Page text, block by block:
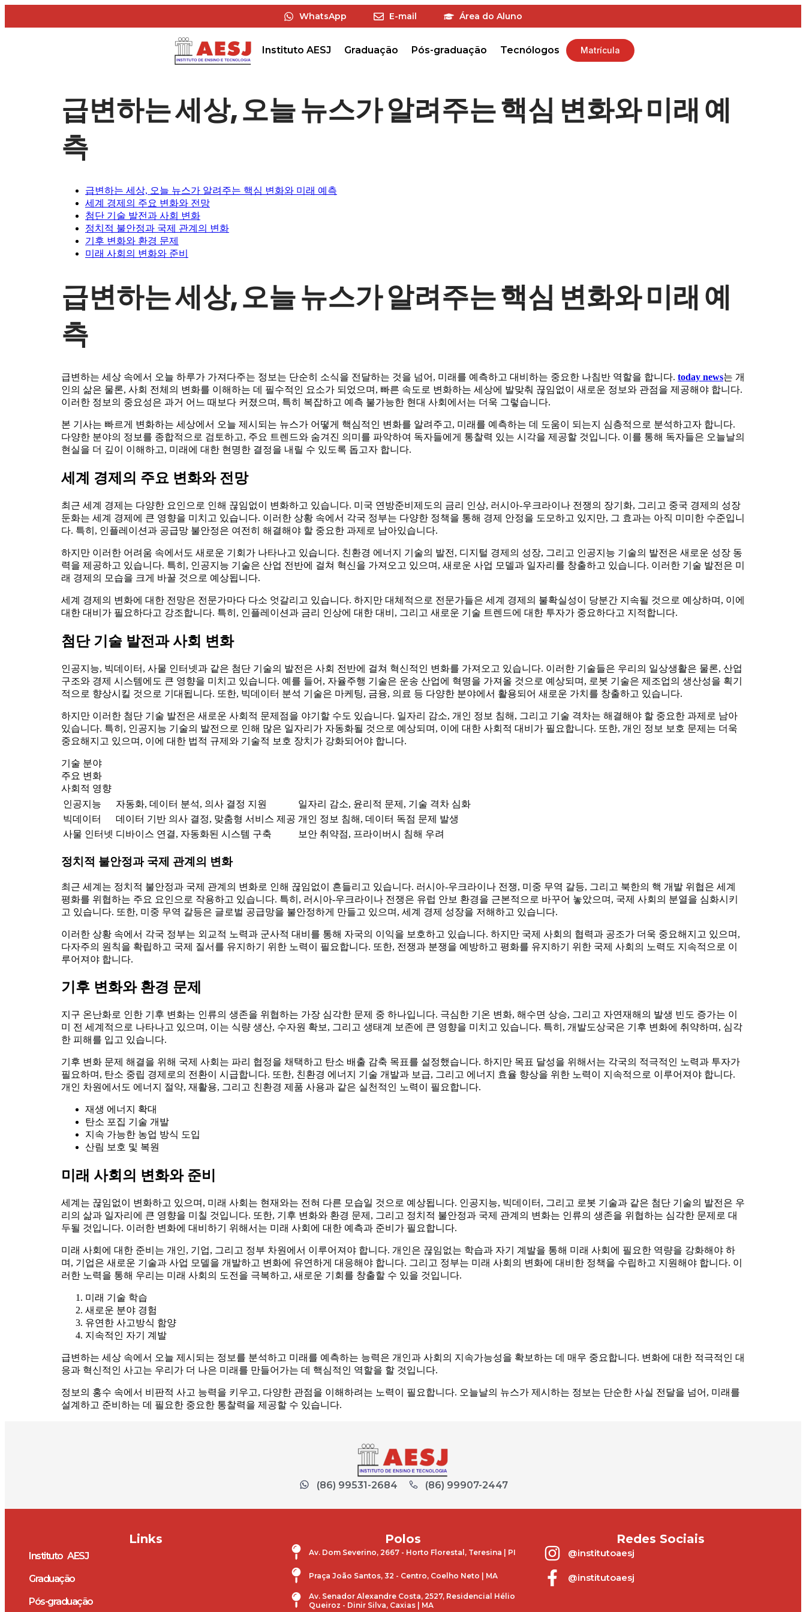
WhatsApp E-mail Área do Aluno
Instituto AESJ Graduação Pós-graduação Tecnólogos Matrícula
급변하는 세상, 오늘 뉴스가 알려주는 핵심 변화와 미래 예
측
급변하는 세상, 오늘 뉴스가 알려주는 핵심 변화와 미래 예측
세계 경제의 주요 변화와 전망
첨단 기술 발전과 사회 변화
정치적 불안정과 국제 관계의 변화
기후 변화와 환경 문제
미래 사회의 변화와 준비
급변하는 세상, 오늘 뉴스가 알려주는 핵심 변화와 미래 예
측
급변하는 세상 속에서 오늘 하루가 가져다주는 정보는 단순히 소식을 전달하는 것을 넘어, 미래를 예측하고 대비하는 중요한 나침반 역할을 합니다. today news는 개
인의 삶은 물론, 사회 전체의 변화를 이해하는 데 필수적인 요소가 되었으며, 빠른 속도로 변화하는 세상에 발맞춰 끊임없이 새로운 정보와 관점을 제공해야 합니다.
이러한 정보의 중요성은 과거 어느 때보다 커졌으며, 특히 복잡하고 예측 불가능한 현대 사회에서는 더욱 그렇습니다.
본 기사는 빠르게 변화하는 세상에서 오늘 제시되는 뉴스가 어떻게 핵심적인 변화를 알려주고, 미래를 예측하는 데 도움이 되는지 심층적으로 분석하고자 합니다.
다양한 분야의 정보를 종합적으로 검토하고, 주요 트렌드와 숨겨진 의미를 파악하여 독자들에게 통찰력 있는 시각을 제공할 것입니다. 이를 통해 독자들은 오늘날의
현실을 더 깊이 이해하고, 미래에 대한 현명한 결정을 내릴 수 있도록 돕고자 합니다.
세계 경제의 주요 변화와 전망
최근 세계 경제는 다양한 요인으로 인해 끊임없이 변화하고 있습니다. 미국 연방준비제도의 금리 인상, 러시아-우크라이나 전쟁의 장기화, 그리고 중국 경제의 성장
둔화는 세계 경제에 큰 영향을 미치고 있습니다. 이러한 상황 속에서 각국 정부는 다양한 정책을 통해 경제 안정을 도모하고 있지만, 그 효과는 아직 미미한 수준입니
다. 특히, 인플레이션과 공급망 불안정은 여전히 해결해야 할 중요한 과제로 남아있습니다.
하지만 이러한 어려움 속에서도 새로운 기회가 나타나고 있습니다. 친환경 에너지 기술의 발전, 디지털 경제의 성장, 그리고 인공지능 기술의 발전은 새로운 성장 동
력을 제공하고 있습니다. 특히, 인공지능 기술은 산업 전반에 걸쳐 혁신을 가져오고 있으며, 새로운 사업 모델과 일자리를 창출하고 있습니다. 이러한 기술 발전은 미
래 경제의 모습을 크게 바꿀 것으로 예상됩니다.
세계 경제의 변화에 대한 전망은 전문가마다 다소 엇갈리고 있습니다. 하지만 대체적으로 전문가들은 세계 경제의 불확실성이 당분간 지속될 것으로 예상하며, 이에
대한 대비가 필요하다고 강조합니다. 특히, 인플레이션과 금리 인상에 대한 대비, 그리고 새로운 기술 트렌드에 대한 투자가 중요하다고 지적합니다.
첨단 기술 발전과 사회 변화
인공지능, 빅데이터, 사물 인터넷과 같은 첨단 기술의 발전은 사회 전반에 걸쳐 혁신적인 변화를 가져오고 있습니다. 이러한 기술들은 우리의 일상생활은 물론, 산업
구조와 경제 시스템에도 큰 영향을 미치고 있습니다. 예를 들어, 자율주행 기술은 운송 산업에 혁명을 가져올 것으로 예상되며, 로봇 기술은 제조업의 생산성을 획기
적으로 향상시킬 것으로 기대됩니다. 또한, 빅데이터 분석 기술은 마케팅, 금융, 의료 등 다양한 분야에서 활용되어 새로운 가치를 창출하고 있습니다.
하지만 이러한 첨단 기술 발전은 새로운 사회적 문제점을 야기할 수도 있습니다. 일자리 감소, 개인 정보 침해, 그리고 기술 격차는 해결해야 할 중요한 과제로 남아
있습니다. 특히, 인공지능 기술의 발전으로 인해 많은 일자리가 자동화될 것으로 예상되며, 이에 대한 사회적 대비가 필요합니다. 또한, 개인 정보 보호 문제는 더욱
중요해지고 있으며, 이에 대한 법적 규제와 기술적 보호 장치가 강화되어야 합니다.
기술 분야
주요 변화
사회적 영향
인공지능
자동화, 데이터 분석, 의사 결정 지원
일자리 감소, 윤리적 문제, 기술 격차 심화
빅데이터
데이터 기반 의사 결정, 맞춤형 서비스 제공 개인 정보 침해, 데이터 독점 문제 발생
사물 인터넷 디바이스 연결, 자동화된 시스템 구축 보안 취약점, 프라이버시 침해 우려
정치적 불안정과 국제 관계의 변화
최근 세계는 정치적 불안정과 국제 관계의 변화로 인해 끊임없이 흔들리고 있습니다. 러시아-우크라이나 전쟁, 미중 무역 갈등, 그리고 북한의 핵 개발 위협은 세계
평화를 위협하는 주요 요인으로 작용하고 있습니다. 특히, 러시아-우크라이나 전쟁은 유럽 안보 환경을 근본적으로 바꾸어 놓았으며, 국제 사회의 분열을 심화시키
고 있습니다. 또한, 미중 무역 갈등은 글로벌 공급망을 불안정하게 만들고 있으며, 세계 경제 성장을 저해하고 있습니다.
이러한 상황 속에서 각국 정부는 외교적 노력과 군사적 대비를 통해 자국의 이익을 보호하고 있습니다. 하지만 국제 사회의 협력과 공조가 더욱 중요해지고 있으며,
다자주의 원칙을 확립하고 국제 질서를 유지하기 위한 노력이 필요합니다. 또한, 전쟁과 분쟁을 예방하고 평화를 유지하기 위한 국제 사회의 노력도 지속적으로 이
루어져야 합니다.
기후 변화와 환경 문제
지구 온난화로 인한 기후 변화는 인류의 생존을 위협하는 가장 심각한 문제 중 하나입니다. 극심한 기온 변화, 해수면 상승, 그리고 자연재해의 발생 빈도 증가는 이
미 전 세계적으로 나타나고 있으며, 이는 식량 생산, 수자원 확보, 그리고 생태계 보존에 큰 영향을 미치고 있습니다. 특히, 개발도상국은 기후 변화에 취약하며, 심각
한 피해를 입고 있습니다.
기후 변화 문제 해결을 위해 국제 사회는 파리 협정을 채택하고 탄소 배출 감축 목표를 설정했습니다. 하지만 목표 달성을 위해서는 각국의 적극적인 노력과 투자가
필요하며, 탄소 중립 경제로의 전환이 시급합니다. 또한, 친환경 에너지 기술 개발과 보급, 그리고 에너지 효율 향상을 위한 노력이 지속적으로 이루어져야 합니다.
개인 차원에서도 에너지 절약, 재활용, 그리고 친환경 제품 사용과 같은 실천적인 노력이 필요합니다.
재생 에너지 확대
탄소 포집 기술 개발
지속 가능한 농업 방식 도입
산림 보호 및 복원
미래 사회의 변화와 준비
세계는 끊임없이 변화하고 있으며, 미래 사회는 현재와는 전혀 다른 모습일 것으로 예상됩니다. 인공지능, 빅데이터, 그리고 로봇 기술과 같은 첨단 기술의 발전은 우
리의 삶과 일자리에 큰 영향을 미칠 것입니다. 또한, 기후 변화와 환경 문제, 그리고 정치적 불안정과 국제 관계의 변화는 인류의 생존을 위협하는 심각한 문제로 대
두될 것입니다. 이러한 변화에 대비하기 위해서는 미래 사회에 대한 예측과 준비가 필요합니다.
미래 사회에 대한 준비는 개인, 기업, 그리고 정부 차원에서 이루어져야 합니다. 개인은 끊임없는 학습과 자기 계발을 통해 미래 사회에 필요한 역량을 강화해야 하
며, 기업은 새로운 기술과 사업 모델을 개발하고 변화에 유연하게 대응해야 합니다. 그리고 정부는 미래 사회의 변화에 대비한 정책을 수립하고 지원해야 합니다. 이
러한 노력을 통해 우리는 미래 사회의 도전을 극복하고, 새로운 기회를 창출할 수 있을 것입니다.
미래 기술 학습
새로운 분야 경험
유연한 사고방식 함양
지속적인 자기 계발
급변하는 세상 속에서 오늘 제시되는 정보를 분석하고 미래를 예측하는 능력은 개인과 사회의 지속가능성을 확보하는 데 매우 중요합니다. 변화에 대한 적극적인 대
응과 혁신적인 사고는 우리가 더 나은 미래를 만들어가는 데 핵심적인 역할을 할 것입니다.
정보의 홍수 속에서 비판적 사고 능력을 키우고, 다양한 관점을 이해하려는 노력이 필요합니다. 오늘날의 뉴스가 제시하는 정보는 단순한 사실 전달을 넘어, 미래를
설계하고 준비하는 데 필요한 중요한 통찰력을 제공할 수 있습니다.
(86) 99531-2684 (86) 99907-2447
Links
Instituto AESJ
Graduação
Pós-graduação
Polos
Av. Dom Severino, 2667 - Horto Florestal, Teresina | PI
Praça João Santos, 32 - Centro, Coelho Neto | MA
Av. Senador Alexandre Costa, 2527, Residencial Hélio
Queiroz - Dinir Silva, Caxias | MA
Redes Sociais
@institutoaesj
@institutoaesj